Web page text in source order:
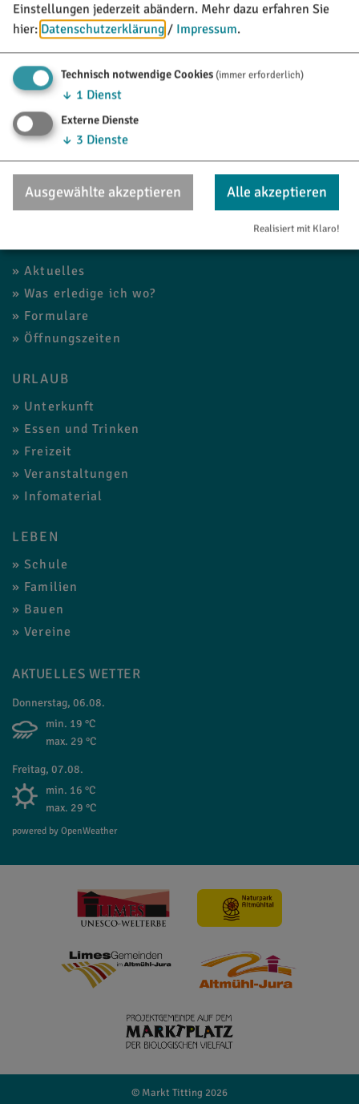
Aktuelles
Was erledige ich wo?
Formulare
Öffnungszeiten
URLAUB
Unterkunft
Essen und Trinken
Freizeit
Veranstaltungen
Infomaterial
LEBEN
Schule
Familien
Bauen
Vereine
AKTUELLES WETTER
Donnerstag, 06.08.
min. 19 °C
max. 29 °C
Freitag, 07.08.
min. 16 °C
max. 29 °C
powered by OpenWeather
© Markt Titting 2026
Einstellungen jederzeit abändern. Mehr dazu erfahren Sie
hier: Datenschutzerklärung / Impressum.
Technisch notwendige Cookies(immer erforderlich)
↓ 1 Dienst
Externe Dienste
↓ 3 Dienste
Ausgewählte akzeptieren Alle akzeptieren
Realisiert mit Klaro!